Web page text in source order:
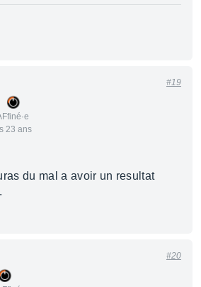
23 ans
#19
du mal a avoir un resultat
#20